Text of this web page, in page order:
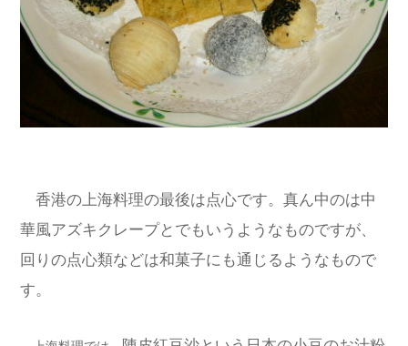
香港の上海料理の最後は点心です。真ん中のは中
華風アズキクレープとでもいうようなものですが、
回りの点心類などは和菓子にも通じるようなもので
す。